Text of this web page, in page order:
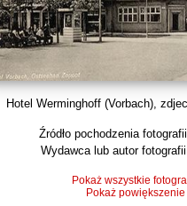
Hotel Werminghoff (Vorbach),
Źródło pochodzenia
Wydawca lub autor
Pokaż wszystkie
Pokaż powiększenie